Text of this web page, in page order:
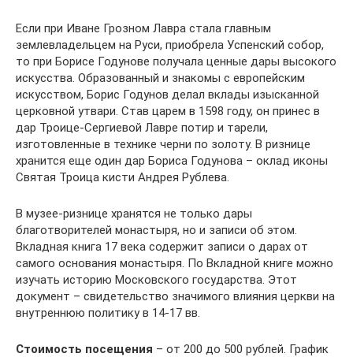
Если при Иване Грозном Лавра стала главным
землевладельцем на Руси, приобрела Успенский собор,
то при Борисе Годунове получала ценные дары высокого
искусства. Образованный и знакомы с европейским
искусством, Борис Годунов делал вклады изысканной
церковной утвари. Став царем в 1598 году, он принес в
дар Троице-Сергиевой Лавре потир и тарели,
изготовленные в технике черни по золоту. В ризнице
хранится еще один дар Бориса Годунова – оклад иконы
Святая Троица кисти Андрея Рублева.
В музее-ризнице хранятся не только дары
благотворителей монастыря, но и записи об этом.
Вкладная книга 17 века содержит записи о дарах от
самого основания монастыря. По Вкладной книге можно
изучать историю Московского государства. Этот
документ – свидетельство значимого влияния церкви на
внутреннюю политику в 14-17 вв.
Стоимость посещения – от 200 до 500 рублей. График